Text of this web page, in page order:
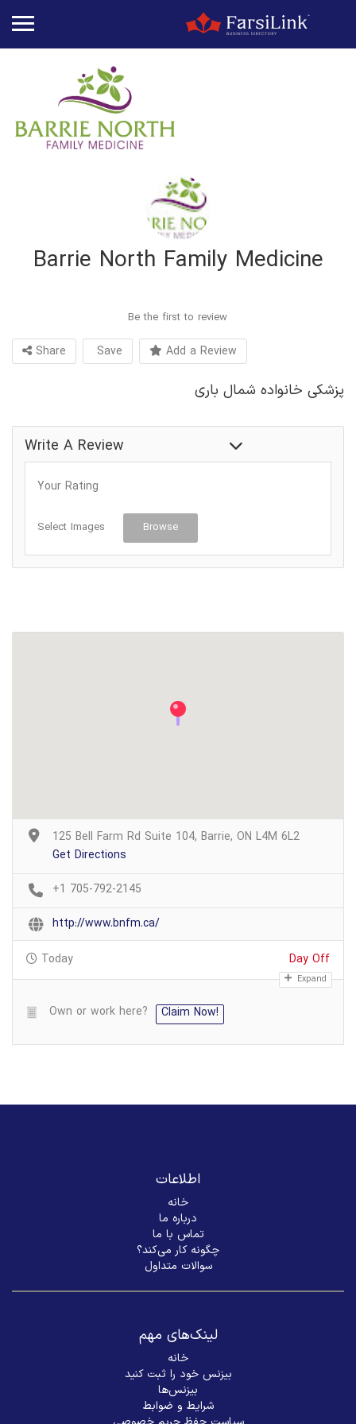
Barrie North Family Medicine
Be the first to review
Share Save Add a Review
پزشکی خانواده شمال باری
Write A Review
Your Rating
Select Images Browse
125 Bell Farm Rd Suite 104, Barrie, ON L4M 6L2
Get Directions
+1 705-792-2145
http://www.bnfm.ca/
Today Day Off
Expand
Own or work here? Claim Now!
اطلاعات
خانه
درباره ما
تماس با ما
چگونه کار می‌کند؟
سوالات متداول
لینک‌های مهم
خانه
بیزنس خود را ثبت کنید
بیزنس‌ها
شرایط و ضوابط